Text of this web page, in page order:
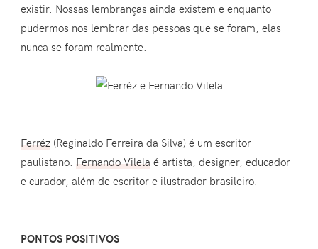
existir. Nossas lembranças ainda existem e enquanto
pudermos nos lembrar das pessoas que se foram, elas
nunca se foram realmente.
Ferréz (Reginaldo Ferreira da Silva) é um escritor
paulistano. Fernando Vilela é artista, designer, educador
e curador, além de escritor e ilustrador brasileiro.
PONTOS POSITIVOS